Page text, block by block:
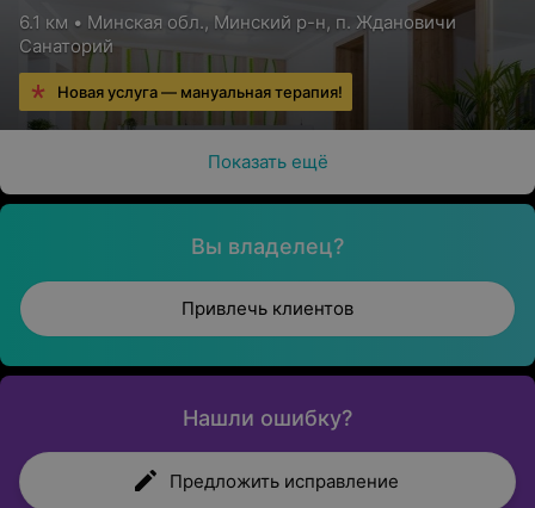
6.1 км • Минская обл., Минский р-н, п. Ждановичи
Санаторий
Новая услуга — мануальная терапия!
Показать ещё
Вы владелец?
Привлечь клиентов
Нашли ошибку?
Предложить исправление